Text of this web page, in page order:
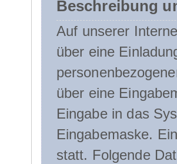
Beschreibung
Auf unserer
über eine
über eine
Eingabe in das
Eingabemaske.
statt. Folgende